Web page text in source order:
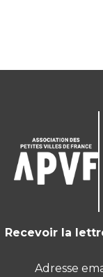
Recevoir la
Adresse